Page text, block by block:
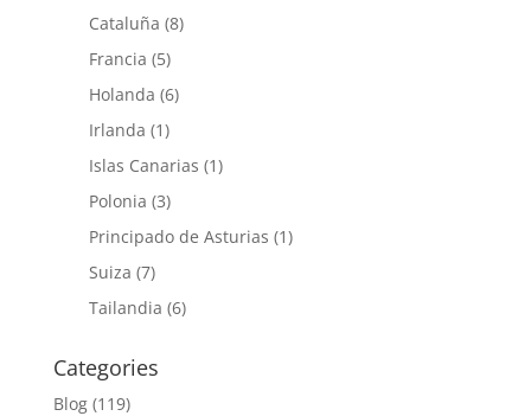
Cataluña (8)
Francia (5)
Holanda (6)
Irlanda (1)
Islas Canarias (1)
Polonia (3)
Principado de Asturias (1)
Suiza (7)
Tailandia (6)
Categories
Blog(119)